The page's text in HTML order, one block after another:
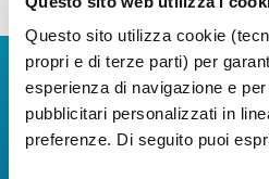
Questo sito utilizza cookie
propri e di terze parti) per
esperienza di navigazione e
pubblicitari personalizzati in
preferenze. Di seguito puoi
La Guida dei Servizi